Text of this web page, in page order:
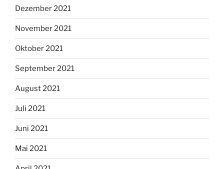
Dezember 2021
November 2021
Oktober 2021
September 2021
August 2021
Juli 2021
Juni 2021
Mai 2021